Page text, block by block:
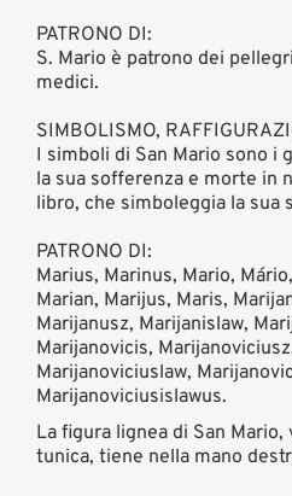
PATRONO DI:
S. Mario è patrono dei
medici.
SIMBOLISMO,
I simboli di San Mario sono i
la sua sofferenza e morte in
libro, che simboleggia la sua
PATRONO DI:
Marius, Marinus, Mario,
Marian, Marijus, Maris,
Marijanusz, Marijanislaw,
Marijanovicis,
Marijanoviciuslaw,
Marijanoviciusislawus.
La figura lignea di San
tunica, tiene nella mano